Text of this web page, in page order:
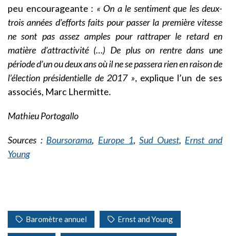
peu encourageante : « On a le sentiment que les deux-
trois années d’efforts faits pour passer la première vitesse
ne sont pas assez amples pour rattraper le retard en
matière d’attractivité (…) De plus on rentre dans une
période d’un ou deux ans où il ne se passera rien en raison de
l’élection présidentielle de 2017 », explique l’un de ses
associés, Marc Lhermitte.
Mathieu Portogallo
Sources : Boursorama, Europe 1,Sud Ouest, Ernst and
Young
Baromètre annuel Ernst and Young